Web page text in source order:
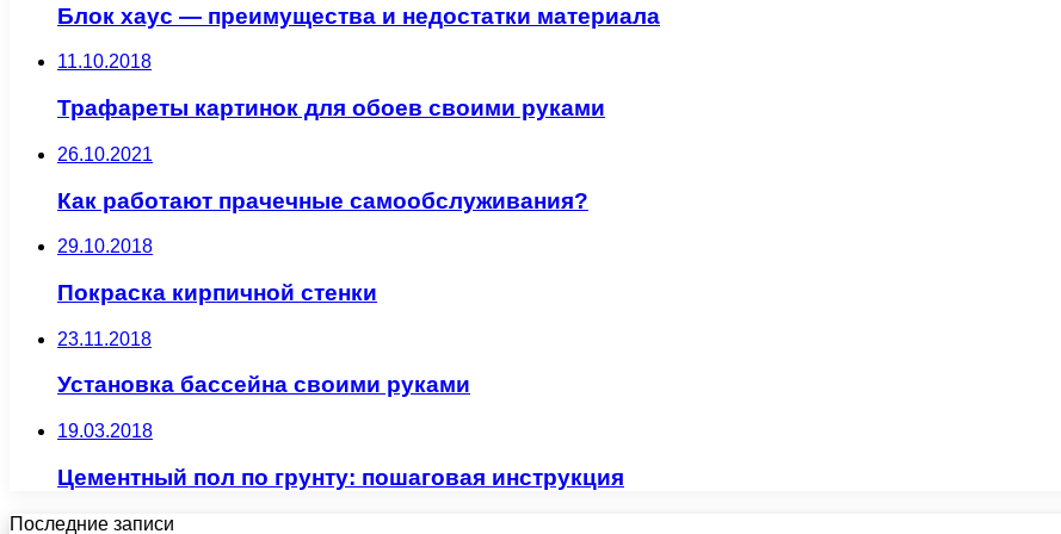
Блок хаус — преимущества и недостатки материала
11.10.2018
Трафареты картинок для обоев своими руками
26.10.2021
Как работают прачечные самообслуживания?
29.10.2018
Покраска кирпичной стенки
23.11.2018
Установка бассейна своими руками
19.03.2018
Цементный пол по грунту: пошаговая инструкция
Последние записи